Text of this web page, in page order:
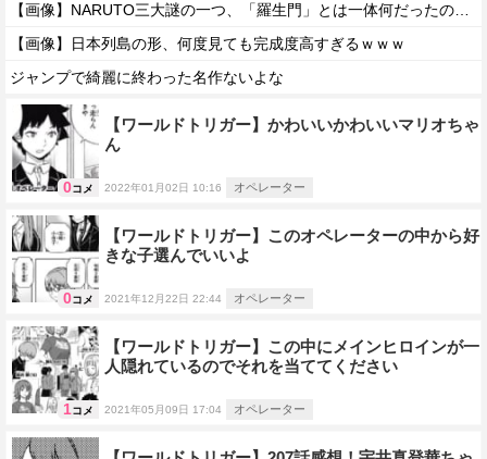
【画像】NARUTO三大謎の一つ、「羅生門」とは一体何だったのか！？
【画像】日本列島の形、何度見ても完成度高すぎるｗｗｗ
ジャンプで綺麗に終わった名作ないよな
0コメ
【ワールドトリガー】かわいいかわいいマリオちゃ
ん
2022年01月02日 10:16 オペレーター
0コメ
【ワールドトリガー】このオペレーターの中から好
きな子選んでいいよ
2021年12月22日 22:44 オペレーター
1コメ
【ワールドトリガー】この中にメインヒロインが一
人隠れているのでそれを当ててください
2021年05月09日 17:04 オペレーター